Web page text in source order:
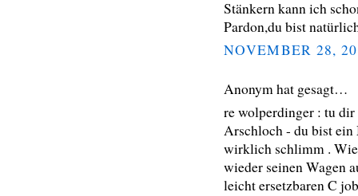
Stänkern kann ich
Pardon,du bist
NOVEMBER 28,
Anonym hat gesagt…
re wolperdinger : tu
Arschloch - du bist ein
wirklich schlimm .
wieder seinen Wagen
leicht ersetzbaren C